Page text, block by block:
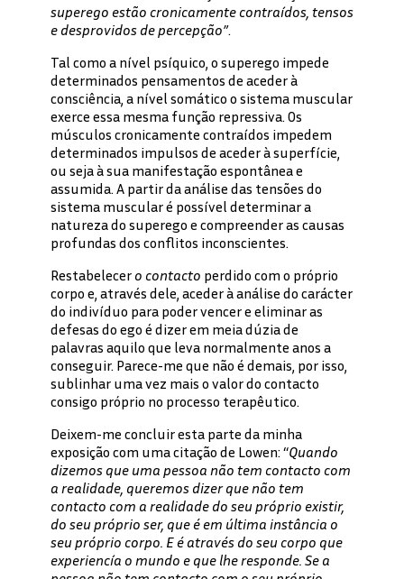
superego estão cronicamente contraídos, tensos
e desprovidos de percepção”.
Tal como a nível psíquico, o superego impede
determinados pensamentos de aceder à
consciência, a nível somático o sistema muscular
exerce essa mesma função repressiva. Os
músculos cronicamente contraídos impedem
determinados impulsos de aceder à superfície,
ou seja à sua manifestação espontânea e
assumida. A partir da análise das tensões do
sistema muscular é possível determinar a
natureza do superego e compreender as causas
profundas dos conflitos inconscientes.
Restabelecer o contacto perdido com o próprio
corpo e, através dele, aceder à análise do carácter
do indivíduo para poder vencer e eliminar as
defesas do ego é dizer em meia dúzia de
palavras aquilo que leva normalmente anos a
conseguir. Parece-me que não é demais, por isso,
sublinhar uma vez mais o valor do contacto
consigo próprio no processo terapêutico.
Deixem-me concluir esta parte da minha
exposição com uma citação de Lowen: “Quando
dizemos que uma pessoa não tem contacto com
a realidade, queremos dizer que não tem
contacto com a realidade do seu próprio existir,
do seu próprio ser, que é em última instância o
seu próprio corpo. E é através do seu corpo que
experiencía o mundo e que lhe responde. Se a